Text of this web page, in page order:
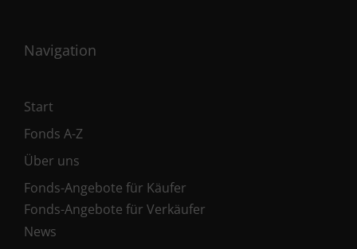
Navigation
Start
Fonds A-Z
Über uns
Fonds-Angebote für Käufer
Fonds-Angebote für Verkäufer
News